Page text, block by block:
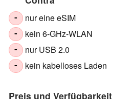
- nur eine eSIM
- kein 6-GHz-WLAN
- nur USB 2.0
- kein kabelloses Laden
Preis und Verfügbarkeit